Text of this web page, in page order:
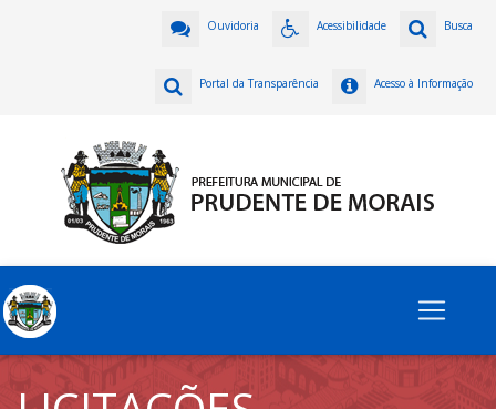
Busca
Acessibilidade
Ouvidoria
Acesso à Informação
Portal da Transparência